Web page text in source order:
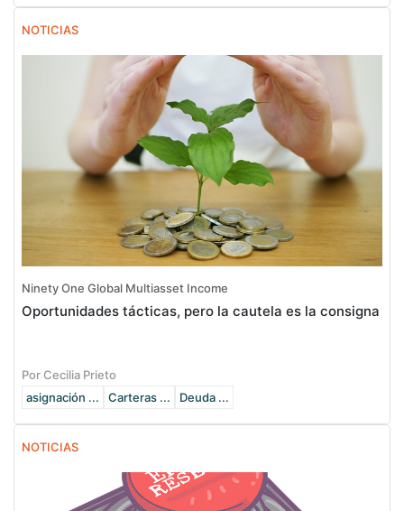
NOTICIAS
Ninety One Global Multiasset Income
Oportunidades tácticas, pero la cautela es la consigna
Por Cecilia Prieto
asignación ...
Carteras ... Deuda ...
NOTICIAS